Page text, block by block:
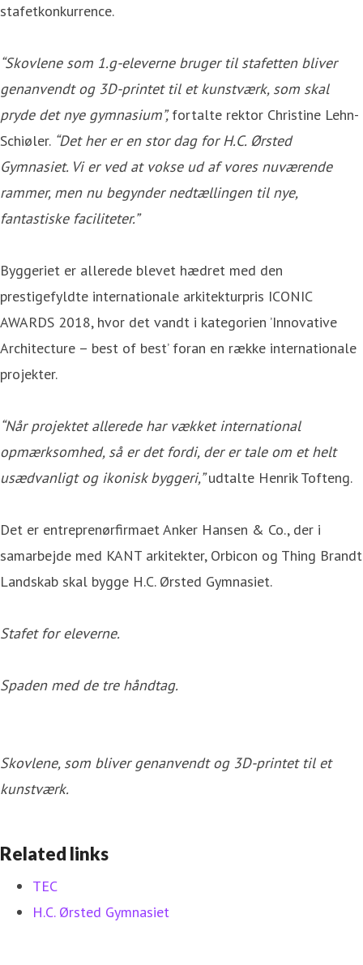
stafetkonkurrence.
“Skovlene som 1.g-eleverne bruger til stafetten bliver
genanvendt og 3D-printet til et kunstværk, som skal
pryde det nye gymnasium”,fortalte rektor Christine Lehn-
Schiøler. “Det her er en stor dag for H.C. Ørsted
Gymnasiet. Vi er ved at vokse ud af vores nuværende
rammer, men nu begynder nedtællingen til nye,
fantastiske faciliteter.”
Byggeriet er allerede blevet hædret med den
prestigefyldte internationale arkitekturpris ICONIC
AWARDS 2018, hvor det vandt i kategorien ’Innovative
Architecture – best of best’ foran en række internationale
projekter.
“Når projektet allerede har vækket international
opmærksomhed, så er det fordi, der er tale om et helt
usædvanligt og ikonisk byggeri,”udtalte Henrik Tofteng.
Det er entreprenørfirmaet Anker Hansen & Co., der i
samarbejde med KANT arkitekter, Orbicon og Thing Brandt
Landskab skal bygge H.C. Ørsted Gymnasiet.
Stafet for eleverne.
Spaden med de tre håndtag.
Skovlene, som bliver genanvendt og 3D-printet til et
kunstværk.
Related links
TEC
H.C. Ørsted Gymnasiet